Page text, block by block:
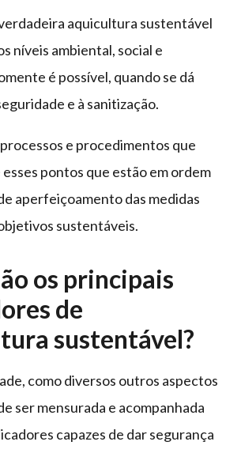
aquicultura sustentável
níveis ambiental, social e
é possível, quando se dá
e à sanitização.
e procedimentos que
pontos que estão em ordem
aperfeiçoamento das medidas
sustentáveis.
os principais
de
sustentável?
como diversos outros aspectos
ser mensurada e acompanhada
capazes de dar segurança